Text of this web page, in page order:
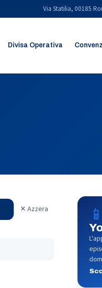
Via Statilia, 00185
Divisa Operativa
✕ Azzera 📱